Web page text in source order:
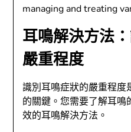
耳鳴解決方法
嚴重程度
識別耳鳴症狀的嚴重程度
的關鍵。您需要了解耳鳴
效的耳鳴解決方法。